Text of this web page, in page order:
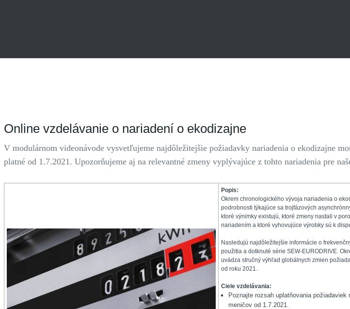
Online vzdelávanie o nariadení o ekodizajne
V modulárnom videonávode vysvetľujeme najdôležitejšie požiadavky nariadenia o ekodizajne
platné od 1.7.2021. Upozorňujeme aj na relevantné zmeny vyplývajúce z tohto nariadenia pre
Popis:
Okrem chronologického vývoja nariadenia o
podrobnosti týkajúce sa trojfázových
ktoré výnimky existujú, ktoré zmeny nastali v
nariadením a ktoré vyhovujúce výrobky sú k
Nasledujú najdôležitejšie informácie o
použitia a dotknuté série SEW-EURODRIVE.
uvádza stručný výhľad globálnych zmien
od roku 2021.
Ciele vzdelávania:
Poznajte rozsah uplatňovania požiadaviek
meničov od 1.7.2021.